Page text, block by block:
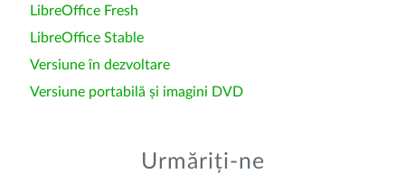
LibreOffice Fresh
LibreOffice Stable
Versiune în dezvoltare
Versiune portabilă și imagini DVD
Urmăriți-ne